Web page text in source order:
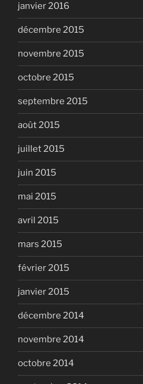
janvier 2016
décembre 2015
novembre 2015
octobre 2015
septembre 2015
août 2015
juillet 2015
juin 2015
mai 2015
avril 2015
mars 2015
février 2015
janvier 2015
décembre 2014
novembre 2014
octobre 2014